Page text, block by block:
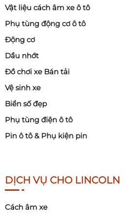
Vật liệu cách âm xe ô tô
Phụ tùng động cơ ô tô
Động cơ
Dầu nhớt
Đồ chơi xe Bán tải
Vệ sinh xe
Biển số đẹp
Phụ tùng điện ô tô
Pin ô tô & Phụ kiện pin
DỊCH VỤ CHO LINCOLN
Cách âm xe